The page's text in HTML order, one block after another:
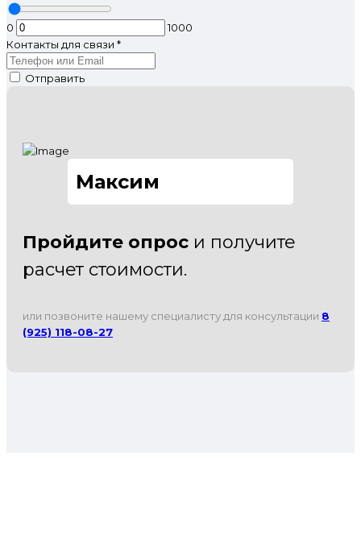
0
1000
Контакты для связи *
Отправить
Максим
Пройдите опрос и получите
расчет стоимости.
или позвоните нашему специалисту для консультации 8
(925) 118-08-27